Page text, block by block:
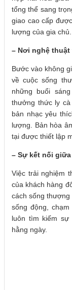
tổng thể sang
giao cao cấp
lượng của gia chủ.
– Nơi nghệ
Bước vào không
về cuộc sống
những buổi
thưởng thức ly
bản nhạc yêu
lượng. Bản hòa
tại được thiết lập
– Sự kết nối
Việc trải nghiệm
của khách hàng
cách sống
sống động,
luôn tìm kiếm sự
hằng ngày.